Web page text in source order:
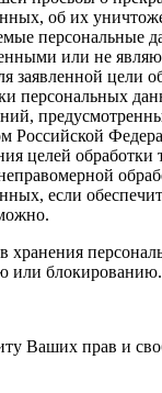
об их
персональные
или не
заявленной цели
персональных
Российской
целей обработки
если
хранения
или блокированию.
Ваших прав и